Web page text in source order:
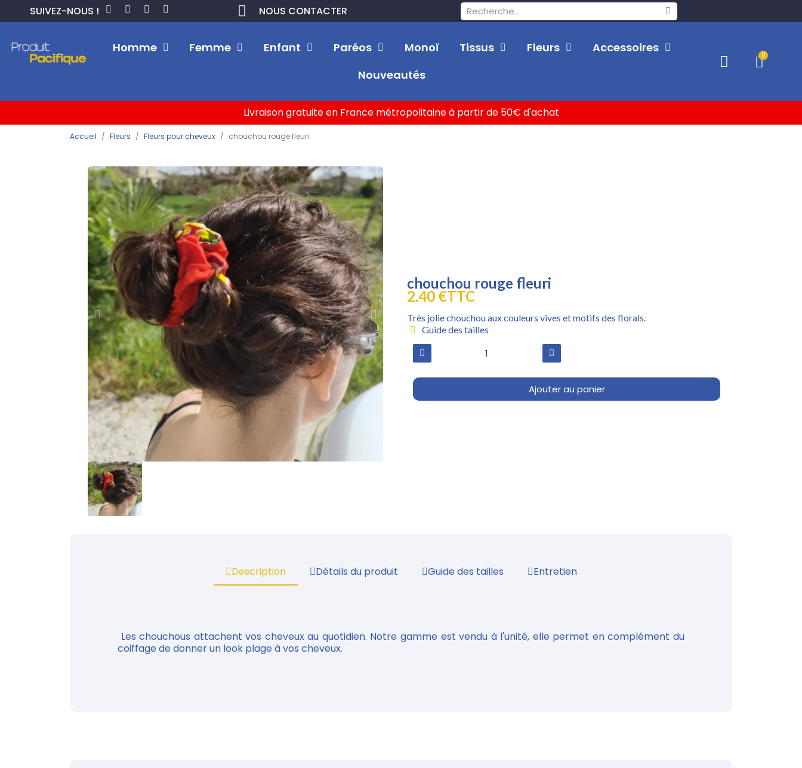
SUIVEZ-NOUS ! NOUS CONTACTER
Homme Femme Enfant Paréos Monoï Tissus Fleurs
Accessoires
Nouveautés
Livraison gratuite en France métropolitaine à partir de 50€ d'achat
Accueil Fleurs Fleurs pour cheveux chouchou rouge fleuri
chouchou rouge fleuri
2,40 €TTC
Très jolie chouchou aux couleurs vives et motifs des florals.
Guide des tailles
Ajouter au panier
Description Détails du produit Guide des tailles Entretien
Les chouchous attachent vos cheveux au quotidien. Notre gamme est vendu à l'unité, elle permet en complément du
coiffage de donner un look plage à vos cheveux.